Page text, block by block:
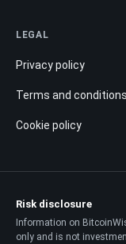
LEGAL
Privacy policy
Terms and conditions
Cookie policy
Risk disclosure
Information on
only and is not